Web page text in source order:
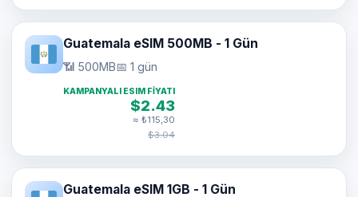
Guatemala eSIM 500MB - 1 Gün
📶 500MB📅 1 gün
KAMPANYALI ESIM FIYATI
$2.43
≈ ₺115,30
$3.04
Guatemala eSIM 1GB - 1 Gün